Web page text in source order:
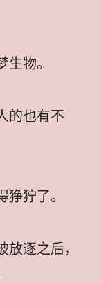
物。
的也有不
狞了。
逐之后，